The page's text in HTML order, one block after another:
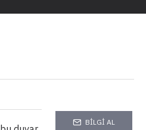
BILGI AL